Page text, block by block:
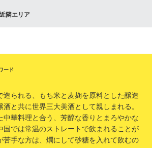
隣エリア
ード
造られる、もち米と麦麹を原料とした醸造
と共に世界三大美酒として親しまれる。
中華料理と合う、芳醇な香りとまろやかな
国では常温のストレートで飲まれることが
苦手な方は、燗にして砂糖を入れて飲むの